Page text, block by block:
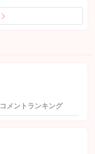
コメントランキング